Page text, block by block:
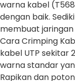
warna kabel
dengan baik.
membuat
Cara Crimping
kabel UTP sekitar
warna standar
Rapikan dan